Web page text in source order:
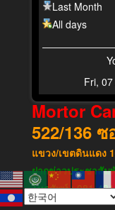
Last Month
All days
Fri,
Mortor
522/136 ซ
แขวง​/เขต​ดินแดง​
ฝากข่าวประชาสัม
โทรศัพท์ : 081-